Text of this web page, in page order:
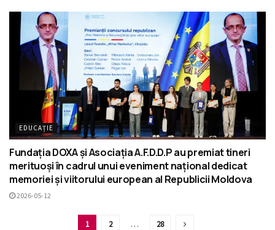
EDUCAȚIE
Fundația DOXA și Asociația A.F.D.D.P au premiat tineri
merituoși în cadrul unui eveniment național dedicat
memoriei și viitorului european al Republicii Moldova
2026-05-12
1 2 … 28